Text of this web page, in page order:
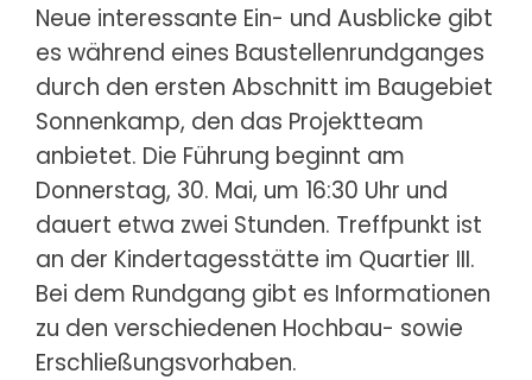
Neue interessante Ein- und Ausblicke gibt
es während eines Baustellenrundganges
durch den ersten Abschnitt im Baugebiet
Sonnenkamp, den das Projektteam
anbietet. Die Führung beginnt am
Donnerstag, 30. Mai, um 16:30 Uhr und
dauert etwa zwei Stunden. Treffpunkt ist
an der Kindertagesstätte im Quartier III.
Bei dem Rundgang gibt es Informationen
zu den verschiedenen Hochbau- sowie
Erschließungsvorhaben.